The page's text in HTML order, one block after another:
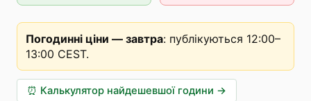
Погодинні ціни — завтра: публікуються 12:00–
13:00 CEST.
⏰ Калькулятор найдешевшої години →